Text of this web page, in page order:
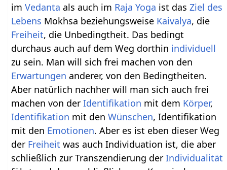
imVedanta als auch im Raja Yoga ist dasZiel des
Lebens Mokhsa beziehungsweise Kaivalya, die
Freiheit, die Unbedingtheit. Das bedingt
durchaus auch auf dem Weg dorthin individuell
zu sein. Man will sich frei machen von den
Erwartungen anderer, von den Bedingtheiten.
Aber natürlich nachher will man sich auch frei
machen von derIdentifikation mit dem Körper,
Identifikation mit denWünschen, Identifikation
mit den Emotionen. Aber es ist eben dieser Weg
der Freiheit was auch Individuation ist, die aber
schließlich zur Transzendierung derIndividualität